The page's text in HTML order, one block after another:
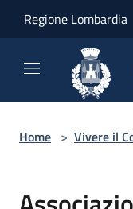
Regione Lombardia
Home > Vivere il